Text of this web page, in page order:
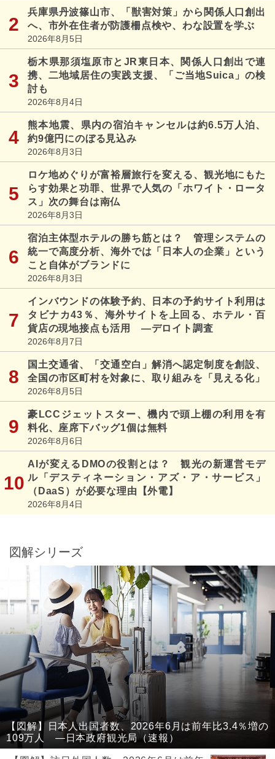
兵庫県丹波篠山市、「獣害対策」から関係人口創出
へ、市外在住者が防護柵点検や、わな設置を学ぶ
2026年8月5日
栃木県那須塩原市とJR東日本、関係人口創出で連
携、二地域居住の実践支援、「ご当地Suica」の検
討も
2026年8月4日
熊本地震、県内の宿泊キャンセルは約6.5万人泊、
約9億円にのぼる見込み
2026年8月3日
ロケ地めぐりが富裕層旅行を変える、観光地にもた
らす効果と功罪、世界で人気の「ホワイト・ロータ
ス」次の舞台は南仏
2026年8月3日
宿泊主体型ホテルの勝ち筋とは？ 管理システムの
統一で高度分析、海外では「日本人の企業」という
こと自体がブランドに
2026年8月3日
インバウンドの体験予約、日本の予約サイト利用は
タビナカ43％、海外サイトを上回る、ホテル・百
貨店の現地接点も活用 ―デロイト調査
2026年8月7日
国土交通省、「交通空白」解消へ認定制度を創設、
全国の市区町村を対象に、取り組みを「見える化」
2026年8月5日
豪LCCジェットスター、機内で頭上棚の利用を有
料化、座席下バッグ1個は無料
2026年8月6日
AIが変えるDMOの役割とは？ 観光の新運営モデ
ル「デスティネーション・アズ・ア・サービス」
（DaaS）が必要な理由【外電】
2026年8月4日
図解シリーズ
【図解】日本人出国者数、2026年6月は前年比3.4％増の
109万人 ―日本政府観光局（速報）